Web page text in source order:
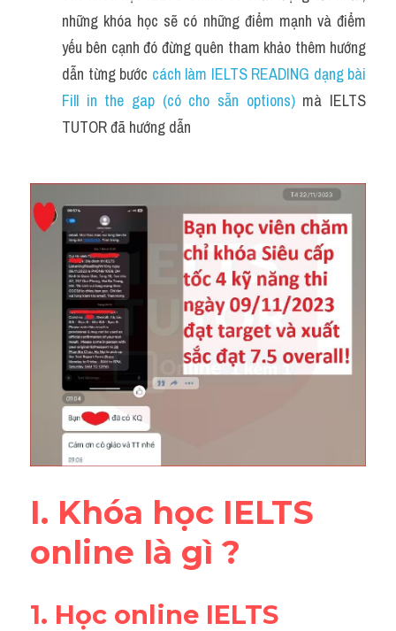
Đề thi thật Task 1
Adv
Cách dùng từ
Task 1
Phân biệt từ
Advice
IELTS Advice
Đề thi thật Task 2
Listening
Speaking
Writing
Vocabulary
những khóa học sẽ có những điểm mạnh và điểm
yếu bên cạnh đó đừng quên tham khảo thêm hướng
dẫn từng bước cách làm IELTS READING dạng bài
Fill in the gap (có cho sẵn options) mà IELTS
TUTOR đã hướng dẫn
I. Khóa học IELTS
online là gì ?
1. Học online IELTS